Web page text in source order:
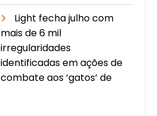
Light fecha julho com
mais de 6 mil
irregularidades
identificadas em ações de
combate aos ‘gatos’ de